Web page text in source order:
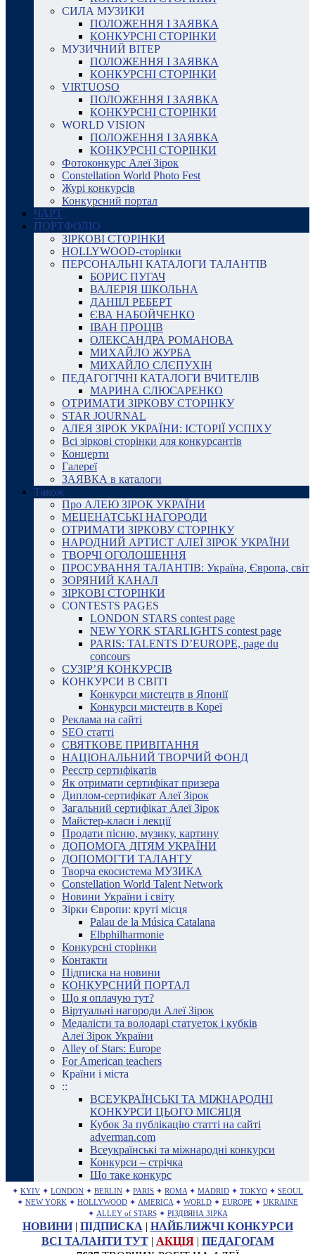
СИЛА МУЗИКИ
ПОЛОЖЕННЯ І ЗАЯВКА
КОНКУРСНІ СТОРІНКИ
МУЗИЧНИЙ ВІТЕР
ПОЛОЖЕННЯ І ЗАЯВКА
КОНКУРСНІ СТОРІНКИ
VIRTUOSO
ПОЛОЖЕННЯ І ЗАЯВКА
КОНКУРСНІ СТОРІНКИ
WORLD VISION
ПОЛОЖЕННЯ І ЗАЯВКА
КОНКУРСНІ СТОРІНКИ
Фотоконкурс Алеї Зірок
Constellation World Photo Fest
Журі конкурсів
Конкурсний портал
ЧАРТ
ПОРТФОЛІО
ЗІРКОВІ СТОРІНКИ
HOLLYWOOD-сторінки
ПЕРСОНАЛЬНІ КАТАЛОГИ ТАЛАНТІВ
БОРИС ПУГАЧ
ВАЛЕРІЯ ШКОЛЬНА
ДАНІІЛ РЕБЕРТ
ЄВА НАБОЙЧЕНКО
ІВАН ПРОЦІВ
ОЛЕКСАНДРА РОМАНОВА
МИХАЙЛО ЖУРБА
МИХАЙЛО СЛЄПУХІН
ПЕДАГОГІЧНІ КАТАЛОГИ ВЧИТЕЛІВ
МАРИНА СЛЮСАРЕНКО
ОТРИМАТИ ЗІРКОВУ СТОРІНКУ
STAR JOURNAL
АЛЕЯ ЗІРОК УКРАЇНИ: ІСТОРІЇ УСПІХУ
Всі зіркові сторінки для конкурсантів
Концерти
Галереї
ЗАЯВКА в каталоги
Також
Про АЛЕЮ ЗІРОК УКРАЇНИ
МЕЦЕНАТСЬКІ НАГОРОДИ
ОТРИМАТИ ЗІРКОВУ СТОРІНКУ
НАРОДНИЙ АРТИСТ АЛЕЇ ЗІРОК УКРАЇНИ
ТВОРЧІ ОГОЛОШЕННЯ
ПРОСУВАННЯ ТАЛАНТІВ: Україна, Європа, світ
ЗОРЯНИЙ КАНАЛ
ЗІРКОВІ СТОРІНКИ
CONTESTS PAGES
LONDON STARS contest page
NEW YORK STARLIGHTS contest page
PARIS: TALENTS D’EUROPE, page du
concours
СУЗІР’Я КОНКУРСІВ
КОНКУРСИ В СВІТІ
Конкурси мистецтв в Японії
Конкурси мистецтв в Кореї
Реклама на сайті
SEO статті
СВЯТКОВЕ ПРИВІТАННЯ
НАЦІОНАЛЬНИЙ ТВОРЧИЙ ФОНД
Реєстр сертифікатів
Як отримати сертифікат призера
Диплом-сертифікат Алеї Зірок
Загальний сертифікат Алеї Зірок
Майстер-класи і лекції
Продати пісню, музику, картину
ДОПОМОГА ДІТЯМ УКРАЇНИ
ДОПОМОГТИ ТАЛАНТУ
Творча екосистема МУЗИКА
Constellation World Talent Network
Новини України і світу
Зірки Європи: круті місця
Palau de la Música Catalana
Elbphilharmonie
Конкурсні сторінки
Контакти
Підписка на новини
КОНКУРСНИЙ ПОРТАЛ
Що я оплачую тут?
Віртуальні нагороди Алеї Зірок
Медалісти та володарі статуеток і кубків
Алеї Зірок України
Alley of Stars: Europe
For American teachers
Країни і міста
::
ВСЕУКРАЇНСЬКІ ТА МІЖНАРОДНІ
КОНКУРСИ ЦЬОГО МІСЯЦЯ
Кубок За публікацію статті на сайті
adverman.com
Всеукраїнські та міжнародні конкурси
Конкурси – стрічка
Що таке конкурс
✦ KYIV ✦ LONDON ✦ BERLIN ✦ PARIS ✦ ROMA ✦ MADRID ✦ TOKYO ✦ SEOUL
✦ NEW YORK ✦ HOLLYWOOD ✦ AMERICA ✦ WORLD ✦ EUROPE ✦ UKRAINE
✦ ALLEY of STARS ✦ РІЗДВЯНА ЗІРКА
НОВИНИ| ПІДПИСКА | НАЙБЛИЖЧІ КОНКУРСИ
ВСІ ТАЛАНТИ ТУТ| АКЦІЯ| ПЕДАГОГАМ